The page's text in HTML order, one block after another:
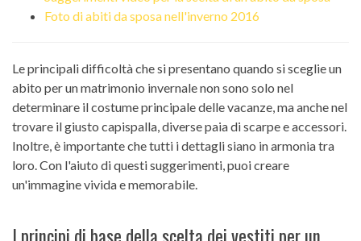
Foto di abiti da sposa nell'inverno 2016
Le principali difficoltà che si presentano quando si sceglie un
abito per un matrimonio invernale non sono solo nel
determinare il costume principale delle vacanze, ma anche nel
trovare il giusto capispalla, diverse paia di scarpe e accessori.
Inoltre, è importante che tutti i dettagli siano in armonia tra
loro. Con l'aiuto di questi suggerimenti, puoi creare
un'immagine vivida e memorabile.